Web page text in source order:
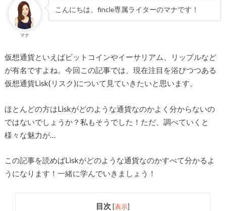
マナ
こんにちは、fincle専属ライターのマナです！
仮想通貨といえばビットコインやイーサリアム、リップルなど
が有名ですよね。今回この記事では、現在注目を浴びつつある
仮想通貨Lisk(リスク)について見ていきたいと思います。
ほとんどの方はLiskがどのような通貨なのかよく分からないの
ではないでしょうか？私もそうでした！ただ、調べていくと
様々な魅力が…
この記事を読めばLiskがどのような通貨なのかすべて分かるよ
うになります！一緒に学んでいきましょう！
目次 [表示]